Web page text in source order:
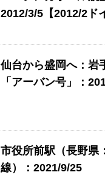
2012/3/5【2012/2ド
仙台から盛岡へ：岩
「アーバン号」：
市役所前駅（長野県
線）：2021/9/25